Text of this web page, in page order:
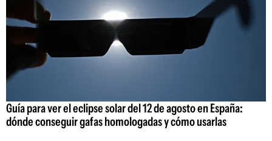
Guía para ver el eclipse solar del 12 de agosto en España:
dónde conseguir gafas homologadas y cómo usarlas